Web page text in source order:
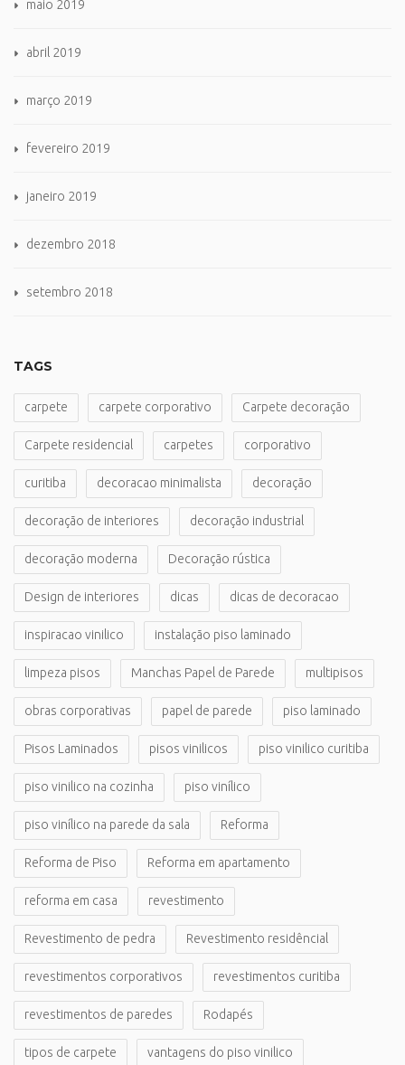
maio 2019
abril 2019
março 2019
fevereiro 2019
janeiro 2019
dezembro 2018
setembro 2018
TAGS
carpete carpete corporativo Carpete decoração
Carpete residencial carpetes corporativo
curitiba decoracao minimalista decoração
decoração de interiores decoração industrial
decoração moderna Decoração rústica
Design de interiores dicas dicas de decoracao
inspiracao vinilico instalação piso laminado
limpeza pisos Manchas Papel de Parede multipisos
obras corporativas papel de parede piso laminado
Pisos Laminados pisos vinilicos piso vinilico curitiba
piso vinilico na cozinha piso vinílico
piso vinílico na parede da sala Reforma
Reforma de Piso Reforma em apartamento
reforma em casa revestimento
Revestimento de pedra Revestimento residêncial
revestimentos corporativos revestimentos curitiba
revestimentos de paredes Rodapés
tipos de carpete vantagens do piso vinilico